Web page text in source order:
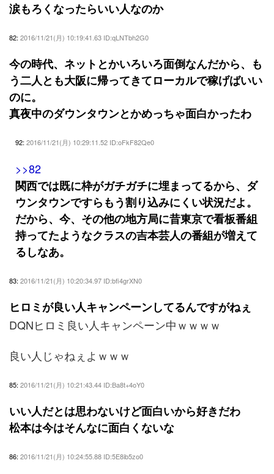
涙もろくなったらいい人なのか
82: 2016/11/21(月) 10:19:41.63 ID:qLNTbh2G0
今の時代、ネットとかいろいろ面倒なんだから、も
う二人とも大阪に帰ってきてローカルで稼げばいい
のに。
真夜中のダウンタウンとかめっちゃ面白かったわ
92: 2016/11/21(月) 10:29:11.52 ID:oFkF82Qe0
>>82
関西では既に枠がガチガチに埋まってるから、ダ
ウンタウンですらもう割り込みにくい状況だよ。
だから、今、その他の地方局に昔東京で看板番組
持ってたようなクラスの吉本芸人の番組が増えて
るしなあ。
83: 2016/11/21(月) 10:20:34.97 ID:bfi4grXN0
ヒロミが良い人キャンペーンしてるんですがねぇ
DQNヒロミ良い人キャンペーン中ｗｗｗｗ
良い人じゃねぇよｗｗｗ
85: 2016/11/21(月) 10:21:43.44 ID:Ba8t+4oY0
いい人だとは思わないけど面白いから好きだわ
松本は今はそんなに面白くないな
86: 2016/11/21(月) 10:24:55.88 ID:5E8ib5zo0